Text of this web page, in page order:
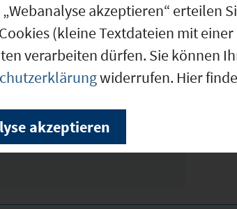
akzeptieren“ erteilen
(kleine Textdateien mit
verarbeiten dürfen. Sie können
widerrufen. Hier
akzeptieren